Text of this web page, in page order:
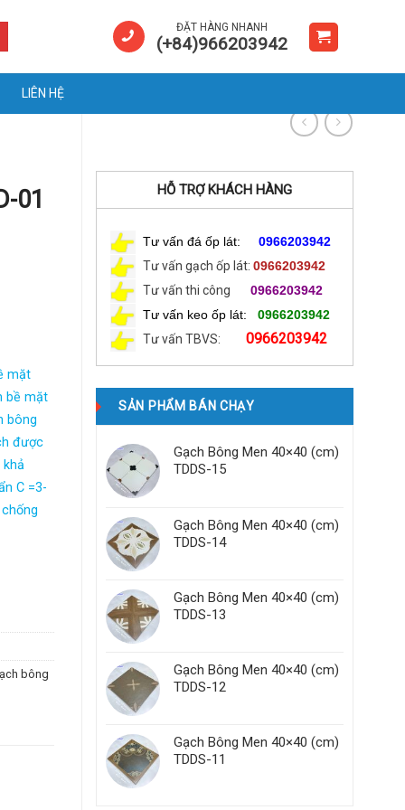
ĐẶT HÀNG NHANH
(+84)966203942
LIÊN HỆ
HỖ TRỢ KHÁCH HÀNG
Tư vấn đá ốp lát: 0966203942
Tư vấn gạch ốp lát: 0966203942
Tư vấn thi công
0966203942
Tư vấn keo ốp lát:
0966203942
Tư vấn TBVS:
0966203942
SẢN PHẨM BÁN CHẠY
Gạch Bông Men 40×40 (cm)
TDDS-15
Gạch Bông Men 40×40 (cm)
TDDS-14
Gạch Bông Men 40×40 (cm)
TDDS-13
Gạch Bông Men 40×40 (cm)
TDDS-12
Gạch Bông Men 40×40 (cm)
TDDS-11
01
mặt
bề mặt
bông
được
C =3-
bông